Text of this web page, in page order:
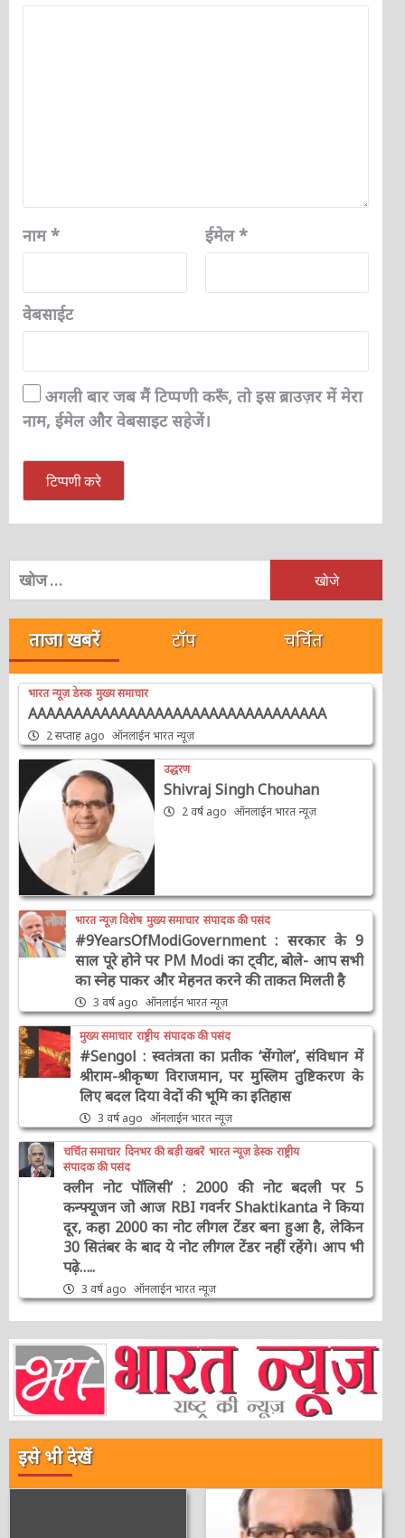
नाम* ईमेल*
वेबसाईट
अगली बार जब मैं टिप्पणी करूँ, तो इस ब्राउज़र में मेरा
नाम, ईमेल और वेबसाइट सहेजें।
निम्न
को
खोजें:
ताजा खबरें टॉप चर्चित
भारत न्यूज़ डेस्क मुख्य समाचार
AAAAAAAAAAAAAAAAAAAAAAAAAAAAAAAAA
2 सप्ताह ago ऑनलाईन भारत न्यूज़
उद्धरण
Shivraj Singh Chouhan
2 वर्ष ago ऑनलाईन भारत न्यूज़
भारत न्यूज़ विशेष मुख्य समाचार संपादक की पसंद
#9YearsOfModiGovernment : सरकार के 9
साल पूरे होने पर PM Modi का ट्वीट, बोले- आप सभी
का स्नेह पाकर और मेहनत करने की ताकत मिलती है
3 वर्ष ago ऑनलाईन भारत न्यूज़
मुख्य समाचार राष्ट्रीय संपादक की पसंद
#Sengol : स्वतंत्रता का प्रतीक ‘सेंगोल’, संविधान में
श्रीराम-श्रीकृष्ण विराजमान, पर मुस्लिम तुष्टिकरण के
लिए बदल दिया वेदों की भूमि का इतिहास
3 वर्ष ago ऑनलाईन भारत न्यूज़
चर्चित समाचार दिनभर की बड़ी खबरें भारत न्यूज़ डेस्क राष्ट्रीय
संपादक की पसंद
क्लीन नोट पॉलिसी’ : 2000 की नोट बदली पर 5
कन्फ्यूजन जो आज RBI गवर्नर Shaktikanta ने किया
दूर, कहा 2000 का नोट लीगल टेंडर बना हुआ है, लेकिन
30 सितंबर के बाद ये नोट लीगल टेंडर नहीं रहेंगे। आप भी
पढ़े…..
3 वर्ष ago ऑनलाईन भारत न्यूज़
इसे भी देखें